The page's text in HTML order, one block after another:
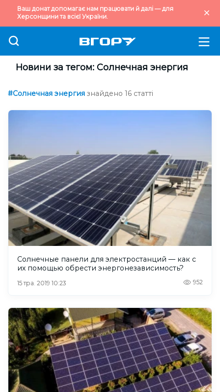
Ваш донат допомагає нам працювати й далі — для
Херсонщини та всієї України.
Новини за тегом: Солнечная энергия
#Солнечная энергия знайдено 16 статті
Солнечные панели для электростанций — как с
их помощью обрести энергонезависимость?
15 тра. 2019 10:23 952